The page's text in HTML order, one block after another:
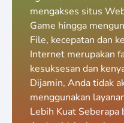
mengakses situs
Game hingga
File, kecepatan dan
Internet merupakan
kesuksesan dan
Dijamin, Anda tidak
menggunakan
Lebih Kuat